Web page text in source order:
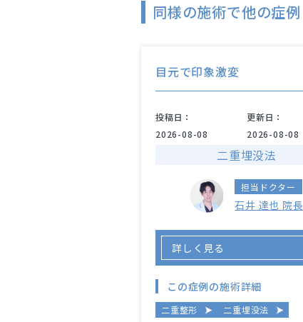
同様の施術で他の症例
目元で印象激変
投稿日：
2026-08-08
更新日：
2026-08-08
二重埋没法
担当ドクター
石井 達也 院長
詳しく見る
この症例の施術詳細
二重整形 二重埋没法